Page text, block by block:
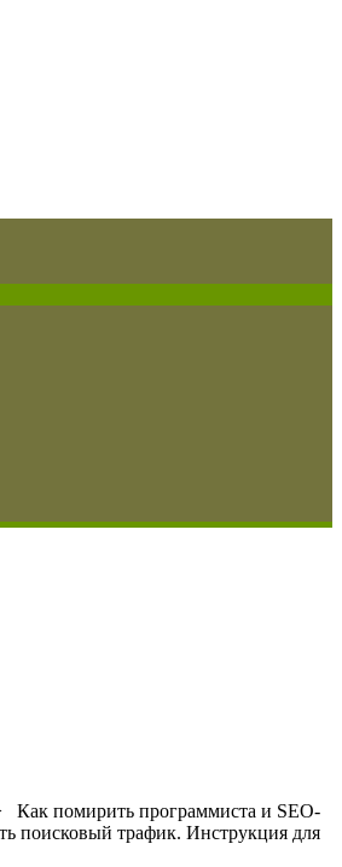
Как помирить программиста и SEO-
поисковый трафик. Инструкция для